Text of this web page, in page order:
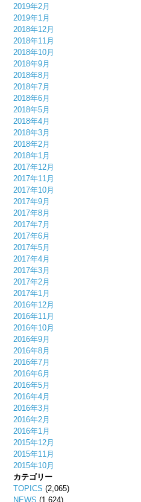
2019年2月
2019年1月
2018年12月
2018年11月
2018年10月
2018年9月
2018年8月
2018年7月
2018年6月
2018年5月
2018年4月
2018年3月
2018年2月
2018年1月
2017年12月
2017年11月
2017年10月
2017年9月
2017年8月
2017年7月
2017年6月
2017年5月
2017年4月
2017年3月
2017年2月
2017年1月
2016年12月
2016年11月
2016年10月
2016年9月
2016年8月
2016年7月
2016年6月
2016年5月
2016年4月
2016年3月
2016年2月
2016年1月
2015年12月
2015年11月
2015年10月
カテゴリー
TOPICS (2,065)
NEWS (1,624)